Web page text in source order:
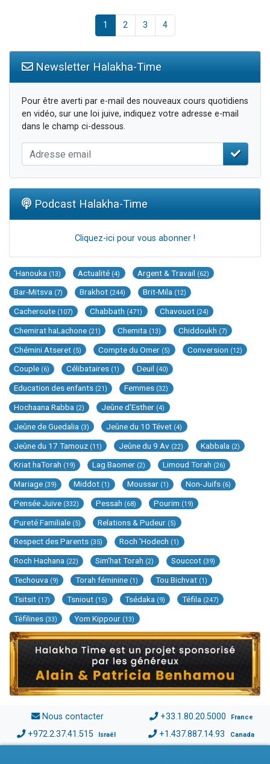
1 2 3 4
Newsletter Halakha-Time
Pour être averti par e-mail des nouveaux cours quotidiens
en vidéo, sur une loi juive, indiquez votre adresse e-mail
dans le champ ci-dessous.
Podcast Halakha-Time
Cliquez-ici pour vous abonner !
'Hanouka (13) Actualité (4) Argent & Travail (62)
Bar-Mitsva (7) Brakhot (244) Brit-Mila (12)
Cacheroute (107) Chabbath (471) Chavouot (24)
Chemirat haLachone (21) Chemita (13) Chiddoukh (7)
Chémini Atseret (5) Compte du Omer (5) Conversion (12)
Couple (6) Célibataires (1) Deuil (40)
Education des enfants (21) Femmes (32)
Hochaana Rabba (2) Jeûne d'Esther (4)
Jeûne de Guedalia (3) Jeûne du 10 Tévet (4)
Jeûne du 17 Tamouz (11) Jeûne du 9 Av (22) Kabbala (2)
Kriat haTorah (19) Lag Baomer (2) Limoud Torah (26)
Mariage (39) Middot (1) Moussar (1) Non-Juifs (6)
Pensée Juive (332) Pessah (68) Pourim (19)
Pureté Familiale (5) Relations & Pudeur (5)
Respect des Parents (35) Roch 'Hodech (1)
Roch Hachana (22) Sim'hat Torah (2) Souccot (39)
Techouva (9) Torah féminine (1) Tou Bichvat (1)
Tsitsit (17) Tsniout (15) Tsédaka (9) Téfila (247)
Téfilines (33) Yom Kippour (13)
Nous contacter +33.1.80.20.5000 France
+972.2.37.41.515 Israël +1.437.887.14.93 Canada